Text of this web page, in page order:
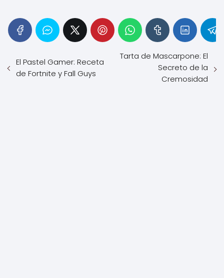
El Pastel Gamer: Receta
de Fortnite y Fall Guys
Tarta de Mascarpone: El
Secreto de la
Cremosidad